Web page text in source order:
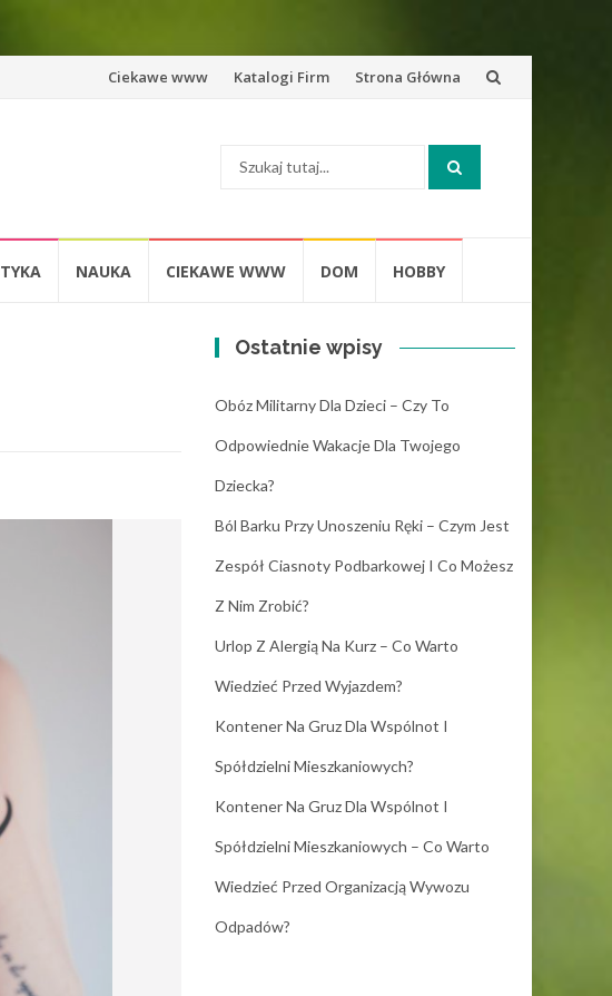
Przejdź
Ciekawe www Katalogi Firm Strona Główna
NAUKA CIEKAWE WWW DOM HOBBY
Ostatnie wpisy
Obóz Militarny Dla Dzieci – Czy To
Odpowiednie Wakacje Dla Twojego
Dziecka?
Ból Barku Przy Unoszeniu Ręki – Czym Jest
Zespół Ciasnoty Podbarkowej I Co Możesz
Z Nim Zrobić?
Urlop Z Alergią Na Kurz – Co Warto
Wiedzieć Przed Wyjazdem?
Kontener Na Gruz Dla Wspólnot I
Spółdzielni Mieszkaniowych?
Kontener Na Gruz Dla Wspólnot I
Spółdzielni Mieszkaniowych – Co Warto
Wiedzieć Przed Organizacją Wywozu
Odpadów?